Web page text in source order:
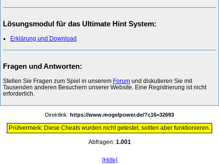
Lösungsmodul für das Ultimate Hint System:
Erklärung und Download
Fragen und Antworten:
Stellen Sie Fragen zum Spiel in unserem Forum und diskutieren Sie mit
Tausenden anderen Besuchern unserer Website. Eine Registrierung ist nicht
erforderlich.
Direktlink: https://www.mogelpower.de/?c16=32693
Prüfvermerk: Diese Cheats wurden nicht getestet, sollten aber funktionieren.
Abfragen: 1.001
[Hilfe]